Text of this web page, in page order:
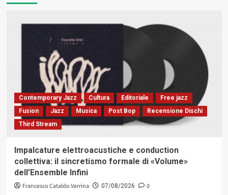
Contemporary Jazz Cultura Editoriale
Free jazz
Fusion
Jazz Musica Post Bop
Recensione Dischi
Third Stream
Impalcature elettroacustiche e conduction
collettiva: il sincretismo formale di «Volume»
dell’Ensemble Infini
Francesco Cataldo Verrina 07/08/2026 0